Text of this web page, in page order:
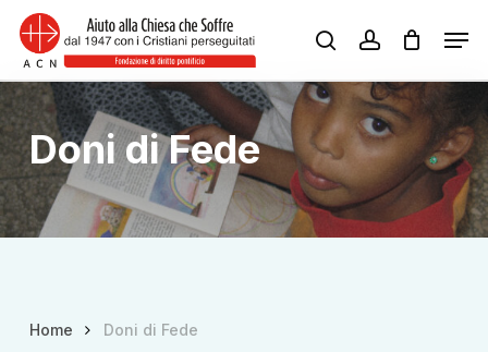
Skip
main
content
searchaccount
Doni di Fede
Home Doni di Fede
Close
Filters